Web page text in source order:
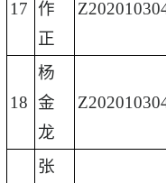
17 作
正
18
杨
金
龙
张